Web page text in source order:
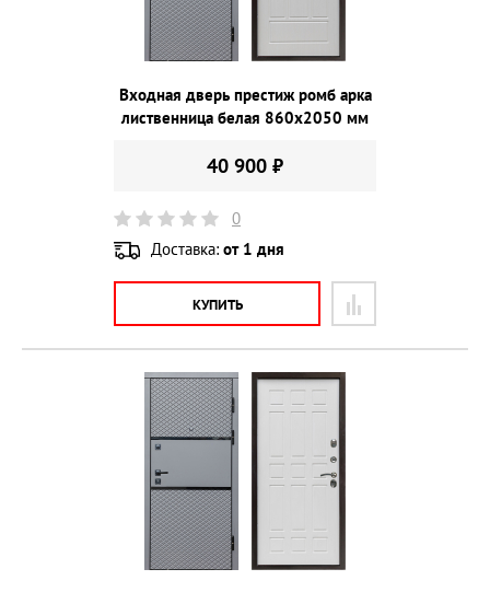
Входная дверь престиж ромб арка
лиственница белая 860х2050 мм
40 900 ₽
0
Доставка: от 1 дня
КУПИТЬ